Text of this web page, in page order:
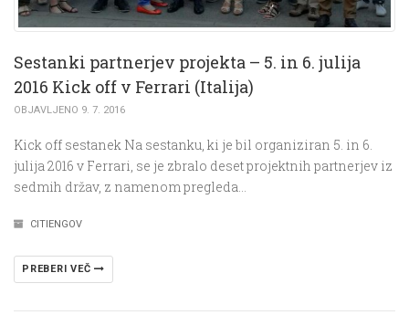
Sestanki partnerjev projekta – 5. in 6. julija
2016 Kick off v Ferrari (Italija)
OBJAVLJENO 9. 7. 2016
Kick off sestanek Na sestanku, ki je bil organiziran 5. in 6.
julija 2016 v Ferrari, se je zbralo deset projektnih partnerjev iz
sedmih držav, z namenom pregleda…
CITIENGOV
PREBERI VEČ